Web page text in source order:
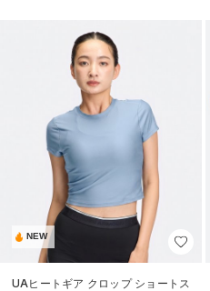
NEW
UAヒートギア クロップ ショートス